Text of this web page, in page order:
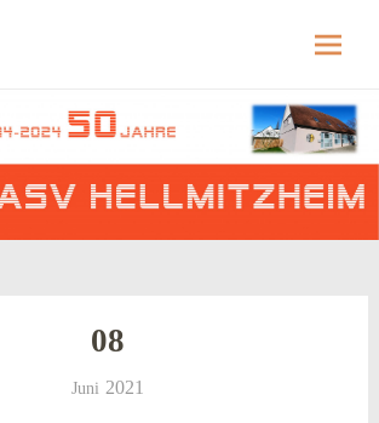
– fränkisches Dorf am Rande
to
content
08
Juni 2021